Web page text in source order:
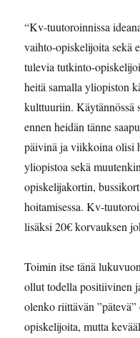
“Kv-tuutoroinnissa
vaihto-opiskelijoita sekä
tulevia tutkinto-
heitä samalla yliopiston
kulttuuriin. Käytännössä
ennen heidän tänne
päivinä ja viikkoina olisi
yliopistoa sekä
opiskelijakortin,
hoitamisessa. Kv-
lisäksi 20€ korvauksen
Toimin itse tänä
ollut todella positiivinen
olenko riittävän
opiskelijoita, mutta